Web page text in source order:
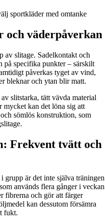
sportkläder med omtanke
väderpåverkan
av slitage. Sadelkontakt och
på specifika punkter – särskilt
påverkas tyget av vind,
bleknar och ytan blir matt.
slitstarka, tätt vävda material
mycket kan det löna sig att
sömlös konstruktion, som
Frekvent tvätt och
grupp är det inte själva träningen
används flera gånger i veckan
fibrerna och gör att färger
kan dessutom försämra
fukt.